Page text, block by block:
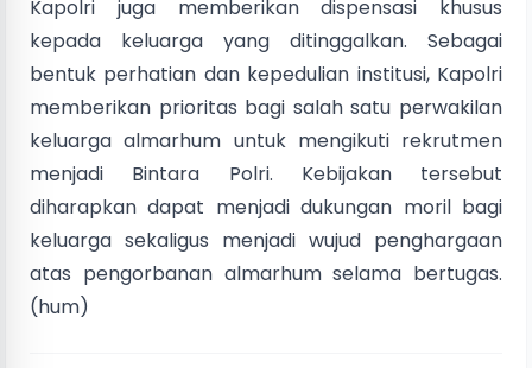
Kapolri juga memberikan dispensasi khusus
kepada keluarga yang ditinggalkan. Sebagai
bentuk perhatian dan kepedulian institusi, Kapolri
memberikan prioritas bagi salah satu perwakilan
keluarga almarhum untuk mengikuti rekrutmen
menjadi Bintara Polri. Kebijakan tersebut
diharapkan dapat menjadi dukungan moril bagi
keluarga sekaligus menjadi wujud penghargaan
atas pengorbanan almarhum selama bertugas.
(hum)